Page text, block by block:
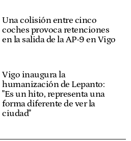
Una colisión entre cinco
coches provoca retenciones
en la salida de la AP-9 en Vigo
Vigo inaugura la
humanización de Lepanto:
"Es un hito, representa una
forma diferente de ver la
ciudad"